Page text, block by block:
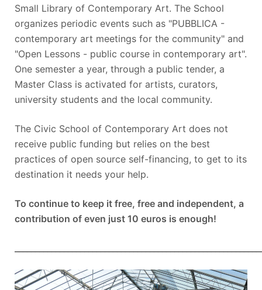
Small Library of Contemporary Art. The School
organizes periodic events such as "PUBBLICA -
contemporary art meetings for the community" and
"Open Lessons - public course in contemporary art".
One semester a year, through a public tender, a
Master Class is activated for artists, curators,
university students and the local community.
The Civic School of Contemporary Art does not
receive public funding but relies on the best
practices of open source self-financing, to get to its
destination it needs your help.
To continue to keep it free, free and independent, a
contribution of even just 10 euros is enough!